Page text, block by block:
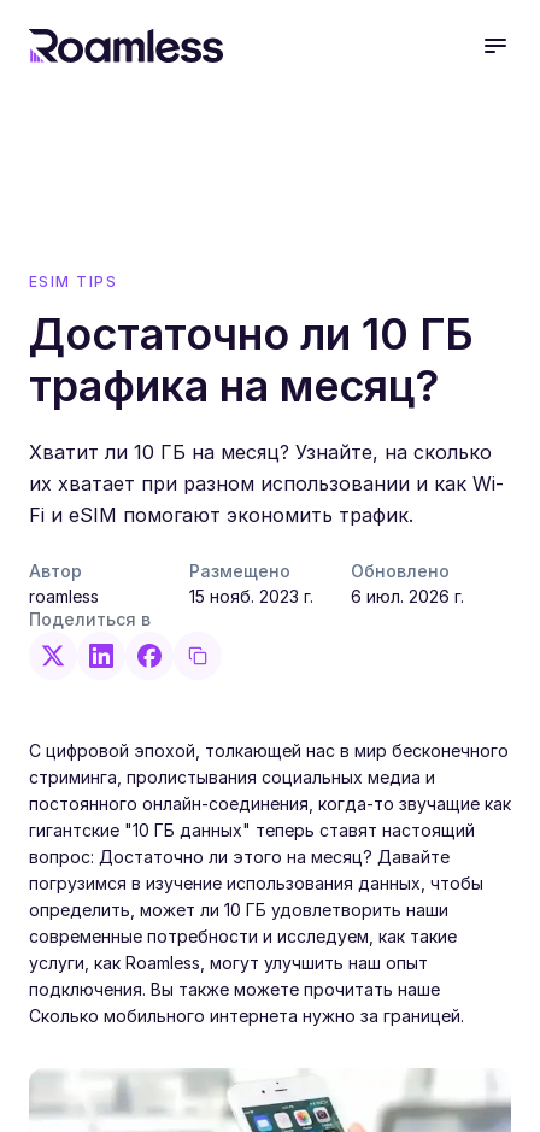
ESIM TIPS
Достаточно ли 10 ГБ
трафика на месяц?
Хватит ли 10 ГБ на месяц? Узнайте, на сколько
их хватает при разном использовании и как Wi-
Fi и eSIM помогают экономить трафик.
Автор
roamless
Размещено
15 нояб. 2023 г.
Обновлено
6 июл. 2026 г.
Поделиться в
С цифровой эпохой, толкающей нас в мир бесконечного
стриминга, пролистывания социальных медиа и
постоянного онлайн-соединения, когда-то звучащие как
гигантские "10 ГБ данных" теперь ставят настоящий
вопрос: Достаточно ли этого на месяц? Давайте
погрузимся в изучение использования данных, чтобы
определить, может ли 10 ГБ удовлетворить наши
современные потребности и исследуем, как такие
услуги, как Roamless, могут улучшить наш опыт
подключения. Вы также можете прочитать наше
Сколько мобильного интернета нужно за границей.